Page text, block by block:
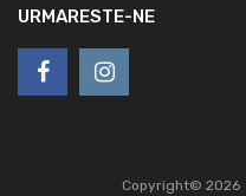
URMARESTE-NE
Copyright© 2026